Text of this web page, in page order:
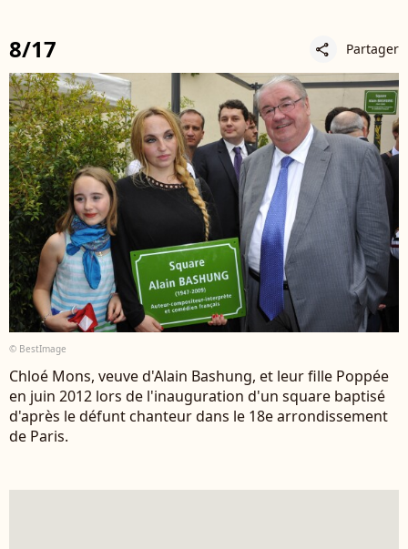
8/17 share Partager
© BestImage
Chloé Mons, veuve d'Alain Bashung, et leur fille Poppée
en juin 2012 lors de l'inauguration d'un square baptisé
d'après le défunt chanteur dans le 18e arrondissement
de Paris.